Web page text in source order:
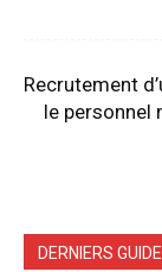
Recrutement
le personnel
DERNIERS